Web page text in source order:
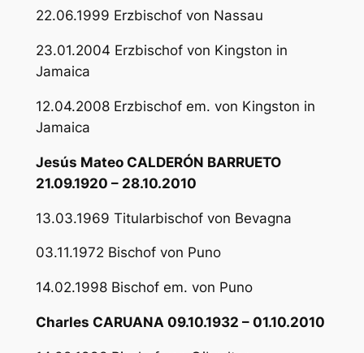
22.06.1999 Erzbischof von Nassau
23.01.2004 Erzbischof von Kingston in
Jamaica
12.04.2008 Erzbischof em. von Kingston in
Jamaica
Jesús Mateo CALDERÓN BARRUETO
21.09.1920 – 28.10.2010
13.03.1969 Titularbischof von Bevagna
03.11.1972 Bischof von Puno
14.02.1998 Bischof em. von Puno
Charles CARUANA 09.10.1932 – 01.10.2010